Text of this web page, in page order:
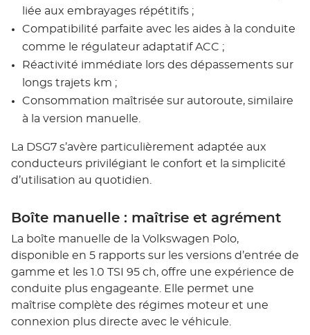
liée aux embrayages répétitifs ;
Compatibilité parfaite avec les aides à la conduite
comme le régulateur adaptatif ACC ;
Réactivité immédiate lors des dépassements sur
longs trajets km ;
Consommation maîtrisée sur autoroute, similaire
à la version manuelle.
La DSG7 s’avère particulièrement adaptée aux
conducteurs privilégiant le confort et la simplicité
d’utilisation au quotidien.
Boîte manuelle : maîtrise et agrément
La boîte manuelle de la Volkswagen Polo,
disponible en 5 rapports sur les versions d’entrée de
gamme et les 1.0 TSI 95 ch, offre une expérience de
conduite plus engageante. Elle permet une
maîtrise complète des régimes moteur et une
connexion plus directe avec le véhicule.